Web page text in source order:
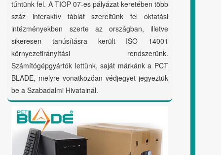
tűntünk fel. A TIOP 07-es pályázat keretében több
száz interaktív táblát szereltünk fel oktatási
intézményekben szerte az országban, illetve
sikeresen tanúsításra került ISO 14001
környezetirányítási rendszerünk.
Számítógépgyártók lettünk, saját márkánk a PCT
BLADE, melyre vonatkozóan védjegyet jegyeztük
be a Szabadalmi Hivatalnál.